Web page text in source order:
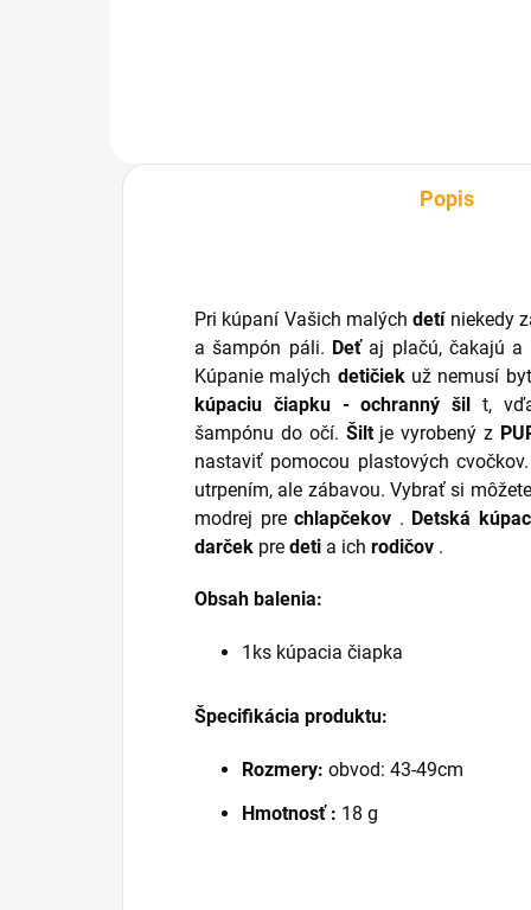
Popis
Pri kúpaní Vašich malýchdetíniekedy
a šampón páli. Deťaj plačú, čakajú a
Kúpanie malých detičiekuž nemusí
kúpaciu čiapku - ochranný šil t,
šampónu do očí. Šiltje vyrobený z
nastaviť pomocou plastových
utrpením, ale zábavou. Vybrať si
modrej prechlapčekov . Detská
darček pre deti a ich rodičov .
Obsah balenia:
1ks kúpacia čiapka
Špecifikácia produktu:
Rozmery: obvod: 43-49cm
Hmotnosť : 18 g